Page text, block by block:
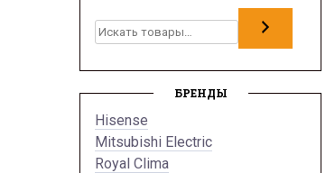
Поиск
БРЕНДЫ
Hisense
Mitsubishi Electric
Royal Clima